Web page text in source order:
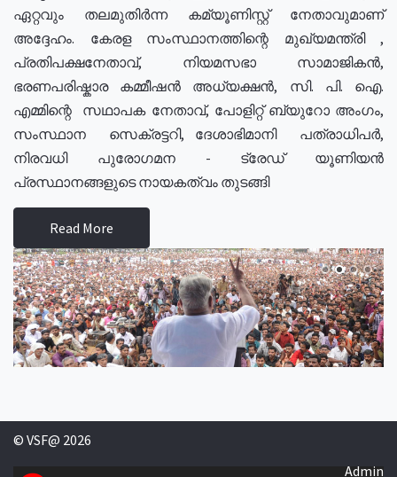
ഏറ്റവും തലമുതിർന്ന കമ്യൂണിസ്റ്റ് നേതാവുമാണ്
അദ്ദേഹം. കേരള സംസ്ഥാനത്തിന്റെ മുഖ്യമന്ത്രി ,
പ്രതിപക്ഷനേതാവ്, നിയമസഭാ സാമാജികൻ,
ഭരണപരിഷ്കാര കമ്മീഷൻ അധ്യക്ഷൻ, സി. പി. ഐ.
എമ്മിന്റെ സഥാപക നേതാവ്, പോളിറ്റ് ബ്യുറോ അംഗം,
സംസ്ഥാന സെക്രട്ടറി, ദേശാഭിമാനി പത്രാധിപർ,
നിരവധി പുരോഗമന - ട്രേഡ് യൂണിയൻ
പ്രസ്ഥാനങ്ങളുടെ നായകത്വം തുടങ്ങി
Read More
© VSF@ 2026
Admin